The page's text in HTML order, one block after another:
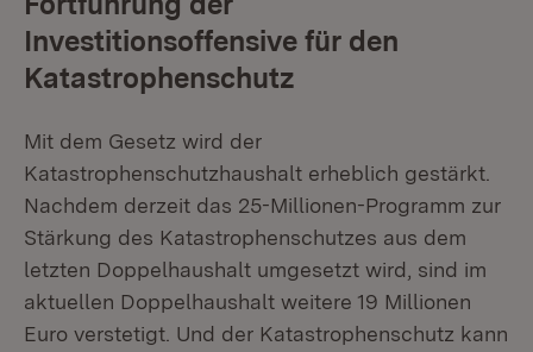
Investitionsoffensive für den
Katastrophenschutz
Mit dem Gesetz wird der
Katastrophenschutzhaushalt erheblich gestärkt.
Nachdem derzeit das 25-Millionen-Programm zur
Stärkung des Katastrophenschutzes aus dem
letzten Doppelhaushalt umgesetzt wird, sind im
aktuellen Doppelhaushalt weitere 19 Millionen
Euro verstetigt. Und der Katastrophenschutz kann